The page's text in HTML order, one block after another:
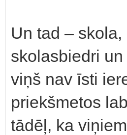
Un tad –
skolasbiedri
viņš nav īsti
priekšmetos
tādēļ, ka